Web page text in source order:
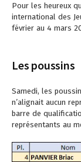
Pour les heureux
international des
février au 4 mars
Les poussins
Samedi, les
n’alignait aucun
barre de
représentants au